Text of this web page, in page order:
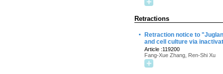
Retractions
·
Retraction notice to
and cell culture via
Article :119200
Fang-Xue Zhang, Ren-Shi Xu